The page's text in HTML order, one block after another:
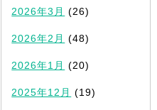
2026年3月 (26)
2026年2月 (48)
2026年1月 (20)
2025年12月 (19)